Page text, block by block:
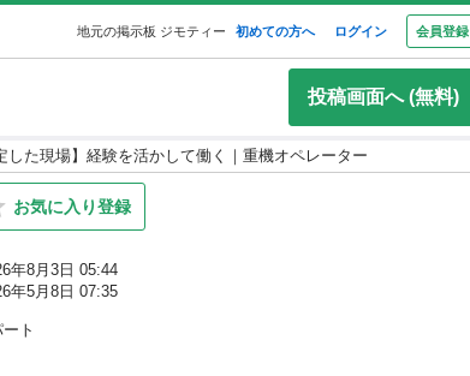
地元の掲示板 ジモティー 初めての方へ ログイン 会員登録
投稿画面へ (無料)
した現場】経験を活かして働く｜重機オペレーター
お気に入り登録
年8月3日 05:44
年5月8日 07:35
ト